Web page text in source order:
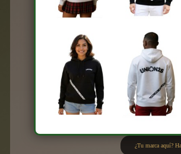
¿Tu marca aquí?